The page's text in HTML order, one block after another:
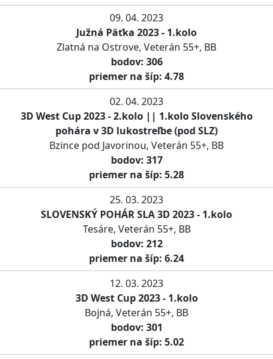
09. 04. 2023
Južná Päťka 2023 - 1.kolo
Zlatná na Ostrove, Veterán 55+, BB
bodov: 306
priemer na šíp: 4.78
02. 04. 2023
3D West Cup 2023 - 2.kolo || 1.kolo Slovenského
pohára v 3D lukostreľbe (pod SLZ)
Bzince pod Javorinou, Veterán 55+, BB
bodov: 317
priemer na šíp: 5.28
25. 03. 2023
SLOVENSKÝ POHÁR SLA 3D 2023 - 1.kolo
Tesáre, Veterán 55+, BB
bodov: 212
priemer na šíp: 6.24
12. 03. 2023
3D West Cup 2023 - 1.kolo
Bojná, Veterán 55+, BB
bodov: 301
priemer na šíp: 5.02